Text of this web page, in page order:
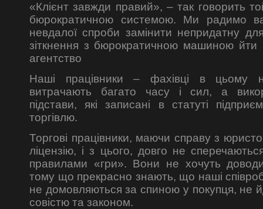
«Клієнт завжди правий», – так говорить
бюрократичною системою. Ми радимо
невдалої спроби замінити непридатну
зіткнення з бюрократичною машиною йти
агентство
Наші працівники – фахівці в цьому
витрачають багато часу і сил, а
підстави, які записані в статуті
торгівлю.
Торгові працівники, маючи справу з
ліцензію, і з цього, довго не
правилами «гри». Вони не хочуть
тому що прекрасно знають, що наші
не домовляються за спиною у покупця, не
совістю та законом.